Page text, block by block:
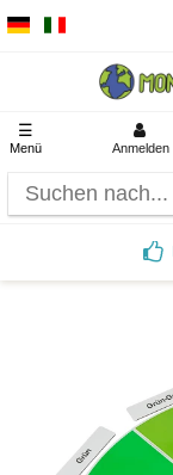
☰
Menü Anmelden